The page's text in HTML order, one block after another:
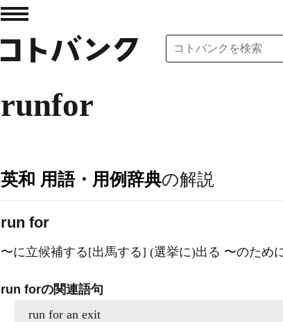
runfor
英和 用語・用例辞典の解説
run for
〜に立候補する[出馬する] (選挙に)出る 〜のため
run forの関連語句
run for an exit